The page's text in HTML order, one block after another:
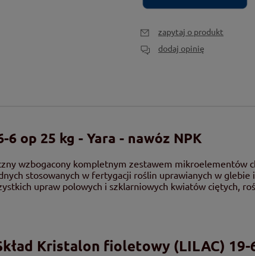
zapytaj o produkt
dodaj opinię
op 25 kg - Yara - nawóz NPK
wzbogacony kompletnym zestawem mikroelementów
stosowanych w fertygacji roślin uprawianych w glebie
upraw polowych i szklarniowych kwiatów ciętych,
Kristalon fioletowy (LILAC) 19-